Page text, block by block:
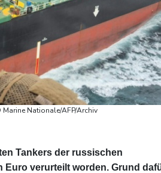
Nationale/AFP/Archiv
Tankers der russischen
Euro verurteilt worden. Grund